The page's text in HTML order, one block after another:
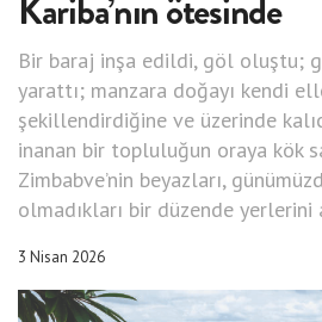
Bir baraj inşa edildi, göl oluştu;
yarattı; manzara doğayı kendi
şekillendirdiğine ve üzerinde
inanan bir topluluğun oraya kök
Zimbabve’nin beyazları,
olmadıkları bir düzende yerlerini
3 Nisan 2026